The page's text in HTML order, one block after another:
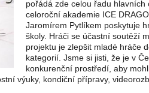
pořádá zde celou řadu
celoroční akademie ICE
Jaromírem Pytlíkem poskytuje
školy. Hráči se účastní soutěží
projektu je zlepšit mladé hráče
kategorií. Jsme si jisti, že je v
konkurenční prostředí, aby
výuky, kondiční přípravy,